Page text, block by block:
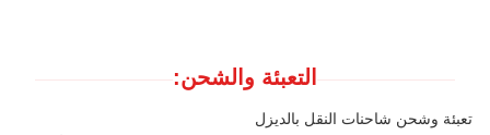
التعبئة والشحن:
تعبئة وشحن شاحنات النقل بالديزل